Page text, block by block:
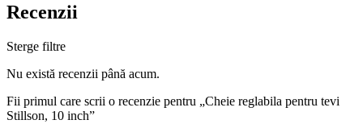
Recenzii
Sterge filtre
Nu există recenzii până acum.
Fii primul care scrii o recenzie pentru „Cheie reglabila pentru tevi
Stillson, 10 inch”